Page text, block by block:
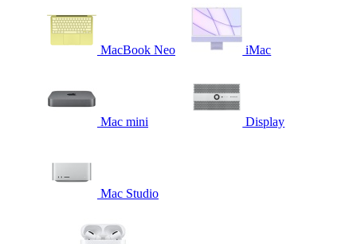
MacBook Neo iMac
Mac mini Display
Mac Studio